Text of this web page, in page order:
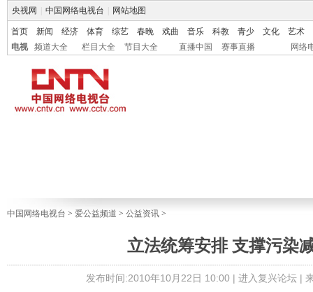
央视网 中国网络电视台 网站地图
首页 新闻 经济 体育 综艺 春晚 戏曲 音乐 科教 青少 文化
艺术
电视
频道大全 栏目大全 节目大全 直播中国 赛事直播 网络
中国网络电视台 > 爱公益频道 > 公益资讯 >
立法统筹安排 支撑污染
发布时间:2010年10月22日 10:00 | 进入复兴论坛|